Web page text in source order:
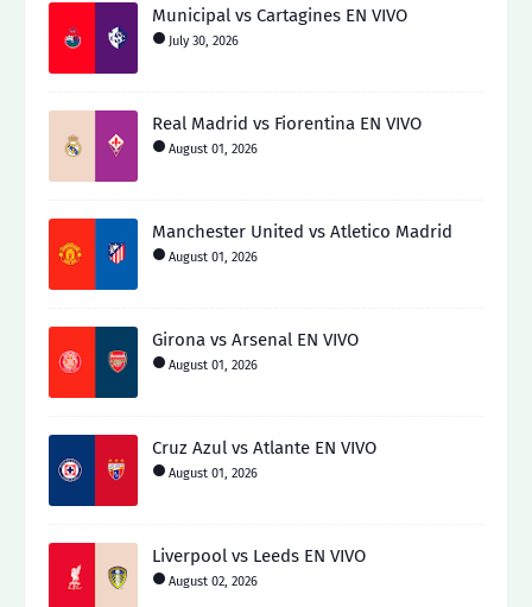
Municipal vs Cartagines EN VIVO
July 30, 2026
Real Madrid vs Fiorentina EN VIVO
August 01, 2026
Manchester United vs Atletico Madrid
August 01, 2026
Girona vs Arsenal EN VIVO
August 01, 2026
Cruz Azul vs Atlante EN VIVO
August 01, 2026
Liverpool vs Leeds EN VIVO
August 02, 2026